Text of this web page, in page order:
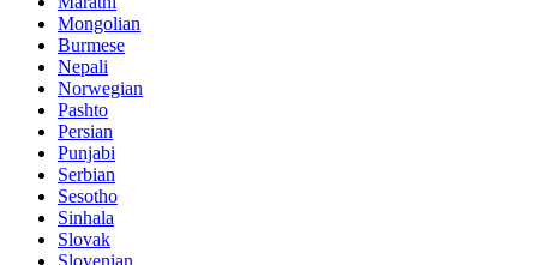
Mongolian
Burmese
Nepali
Norwegian
Pashto
Persian
Punjabi
Serbian
Sesotho
Sinhala
Slovak
Slovenian